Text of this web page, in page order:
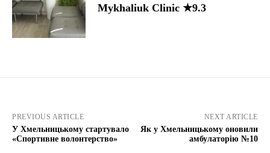
Mykhaliuk Clinic ★9.3
PREVIOUS ARTICLE
У Хмельницькому стартувало
«Спортивне волонтерство»
NEXT ARTICLE
Як у Хмельницькому оновили
амбулаторію №10